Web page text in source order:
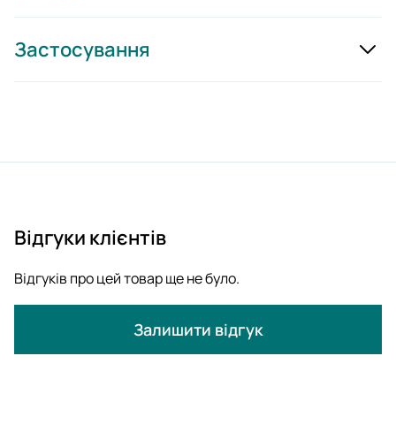
Застосування
Відгуки клієнтів
Відгуків про цей товар ще не було.
Залишити відгук